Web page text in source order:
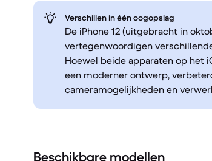
Verschillen in één oogopslag
De iPhone 12 (uitgebracht in
vertegenwoordigen
Hoewel beide apparaten op het
een moderner ontwerp,
cameramogelijkheden en
Beschikbare modellen